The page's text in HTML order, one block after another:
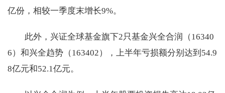
亿份，相较一季度末增长9%。
此外，兴证全球基金旗下2只基金兴全合润（16340
6）和兴全趋势（163402），上半年亏损额分别达到54.9
8亿元和52.1亿元。